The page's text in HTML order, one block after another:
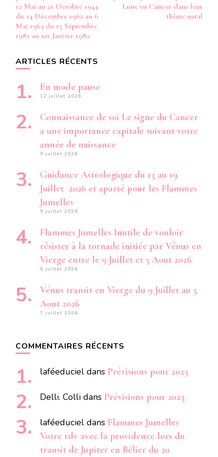
12 Mai au 21 Octobre 1944
du 24 Décembre 1962 au 6
Mai 1963 du 15 Septembre
1981 au 1er Janvier 1982
Lune en Cancer dans leur
thème natal
ARTICLES RÉCENTS
En mode pause
12 juillet 2026
Connaissance de soi Le signe du Cancer
a une importance capitale suivant votre
année de naissance
9 juillet 2026
Guidance Astrologique du 13 au 19
Juillet 2026 et aparté pour les Flammes
Jumelles
9 juillet 2026
Flammes Jumelles Inutile de vouloir
résister à la tornade initiée par Vénus en
Vierge entre le 9 Juillet et 5 Aout 2026
8 juillet 2026
Vénus transit en Vierge du 9 Juillet au 5
Aout 2026
7 juillet 2026
COMMENTAIRES RÉCENTS
laféeduciel dans Prévisions pour 2023
Delli. Colli dans Prévisions pour 2023
laféeduciel dans Flammes Jumelles
Votre rdv avec la providence lors du
transit de Jupiter en Bélier du 20